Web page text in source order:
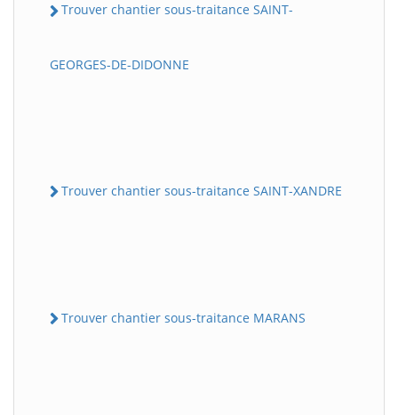
Trouver chantier sous-traitance SAINT-
GEORGES-DE-DIDONNE
Trouver chantier sous-traitance SAINT-XANDRE
Trouver chantier sous-traitance MARANS